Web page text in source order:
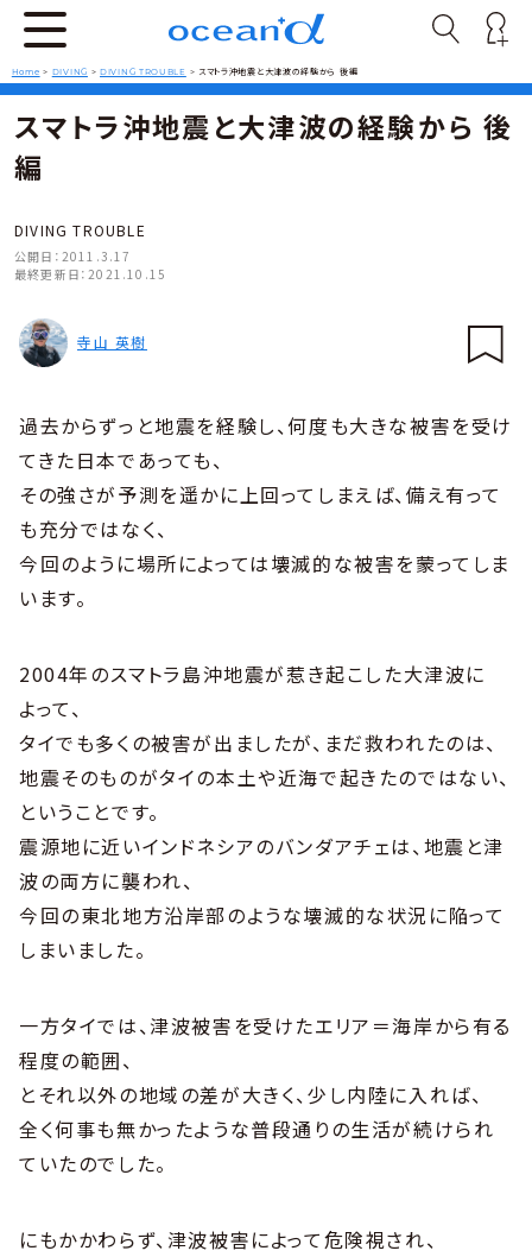
Home > DIVING >DIVING TROUBLE > スマトラ沖地震と大津波の経験から 後編
スマトラ沖地震と大津波の経験から 後
編
DIVING TROUBLE
公開日： 2011.3.17
最終更新日： 2021.10.15
寺山 英樹
過去からずっと地震を経験し、何度も大きな被害を受け
てきた日本であっても、
その強さが予測を遥かに上回ってしまえば、備え有って
も充分ではなく、
今回のように場所によっては壊滅的な被害を蒙ってしま
います。
2004年のスマトラ島沖地震が惹き起こした大津波に
よって、
タイでも多くの被害が出ましたが、まだ救われたのは、
地震そのものがタイの本土や近海で起きたのではない、
ということです。
震源地に近いインドネシアのバンダアチェは、地震と津
波の両方に襲われ、
今回の東北地方沿岸部のような壊滅的な状況に陥って
しまいました。
一方タイでは、津波被害を受けたエリア＝海岸から有る
程度の範囲、
とそれ以外の地域の差が大きく、少し内陸に入れば、
全く何事も無かったような普段通りの生活が続けられ
ていたのでした。
にもかかわらず、津波被害によって危険視され、